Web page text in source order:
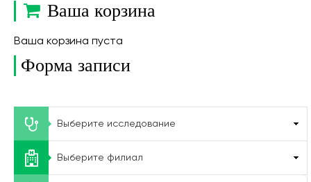
Ваша корзина
Ваша корзина пуста
Форма записи